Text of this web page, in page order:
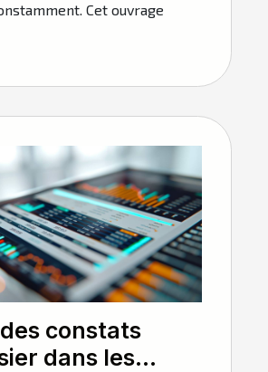
Cet ouvrage
constats
dans les